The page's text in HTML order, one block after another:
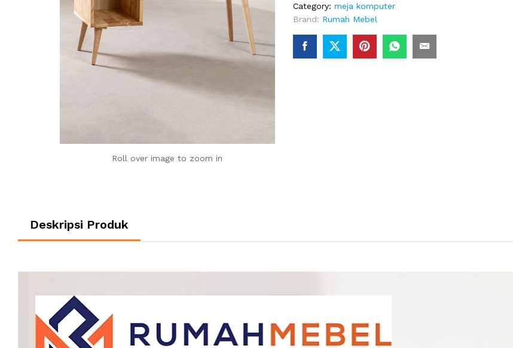
Roll over image to zoom in
Category: meja komputer
Brand: Rumah Mebel
Deskripsi Produk